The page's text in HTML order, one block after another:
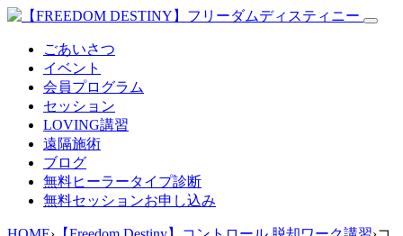
ごあいさつ
イベント
会員プログラム
セッション
LOVING講習
遠隔施術
ブログ
無料ヒーラータイプ診断
無料セッションお申し込み